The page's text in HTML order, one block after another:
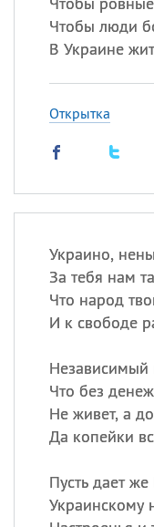
Чтобы люди
В Украине
Открытка
Украино,
За тебя нам
Что народ
И к свободе
Независимый
Что без
Не живет, а
Да копейки
Пусть дает
Украинскому